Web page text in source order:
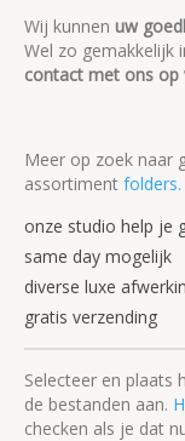
Wij kunnen uw
Wel zo gemakkelijk
contact met ons
Meer op zoek naar
assortiment folders.
onze studio help je
same day mogelijk
diverse luxe
gratis verzending
Selecteer en plaats
de bestanden aan.
checken als je dat